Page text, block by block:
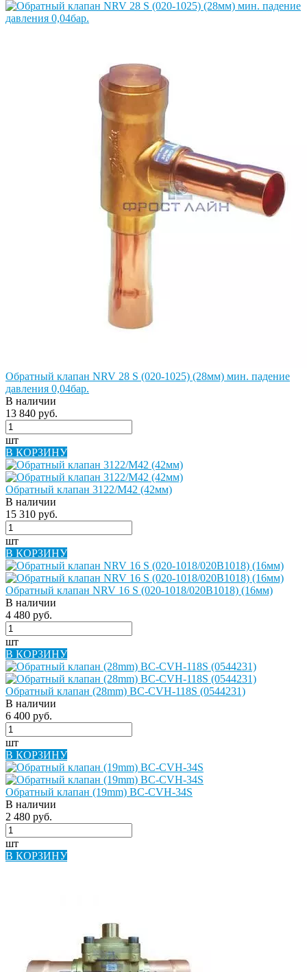
Обратный клапан NRV 28 S (020-1025) (28мм) мин. падение
давления 0,04бар.
В наличии
13 840 руб.
шт
В КОРЗИНУ
Обратный клапан 3122/M42 (42мм)
В наличии
15 310 руб.
шт
В КОРЗИНУ
Обратный клапан NRV 16 S (020-1018/020B1018) (16мм)
В наличии
4 480 руб.
шт
В КОРЗИНУ
Обратный клапан (28mm) BC-CVH-118S (0544231)
В наличии
6 400 руб.
шт
В КОРЗИНУ
Обратный клапан (19mm) BC-CVH-34S
В наличии
2 480 руб.
шт
В КОРЗИНУ